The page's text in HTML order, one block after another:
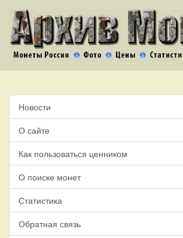
Новости
О сайте
Как пользоваться ценником
О поиске монет
Статистика
Обратная связь